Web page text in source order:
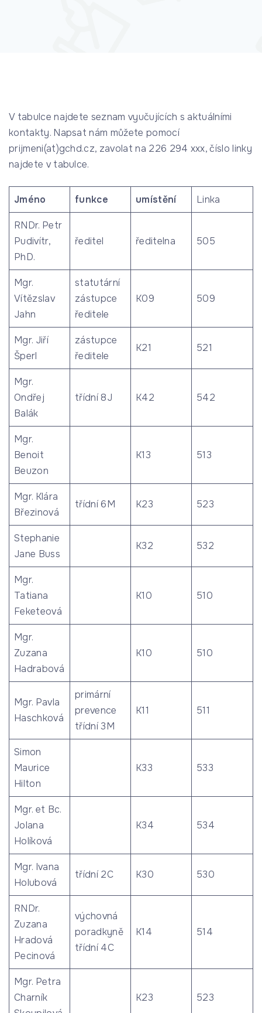
V tabulce najdete seznam vyučujících s aktuálními
kontakty. Napsat nám můžete pomocí
prijmeni(at)gchd.cz, zavolat na 226 294 xxx, číslo linky
najdete v tabulce.
Jméno funkce umístění Linka
RNDr. Petr
Pudivítr,
PhD.
ředitel ředitelna 505
Mgr.
Vítězslav
Jahn
statutární
zástupce
ředitele
K09 509
Mgr. Jiří
Šperl
zástupce
ředitele
K21 521
Mgr.
Ondřej
Balák
třídní 8J K42 542
Mgr.
Benoit
Beuzon
K13 513
Mgr. Klára
Březinová
třídní 6M K23 523
Stephanie
Jane Buss
K32 532
Mgr.
Tatiana
Feketeová
K10 510
Mgr.
Zuzana
Hadrabová
K10 510
Mgr. Pavla
Haschková
primární
prevence
třídní 3M
K11 511
Simon
Maurice
Hilton
K33 533
Mgr. et Bc.
Jolana
Holíková
K34 534
Mgr. Ivana
Holubová
třídní 2C K30 530
RNDr.
Zuzana
Hradová
Pecinová
výchovná
poradkyně
třídní 4C
K14 514
Mgr. Petra
Charník
K23 523